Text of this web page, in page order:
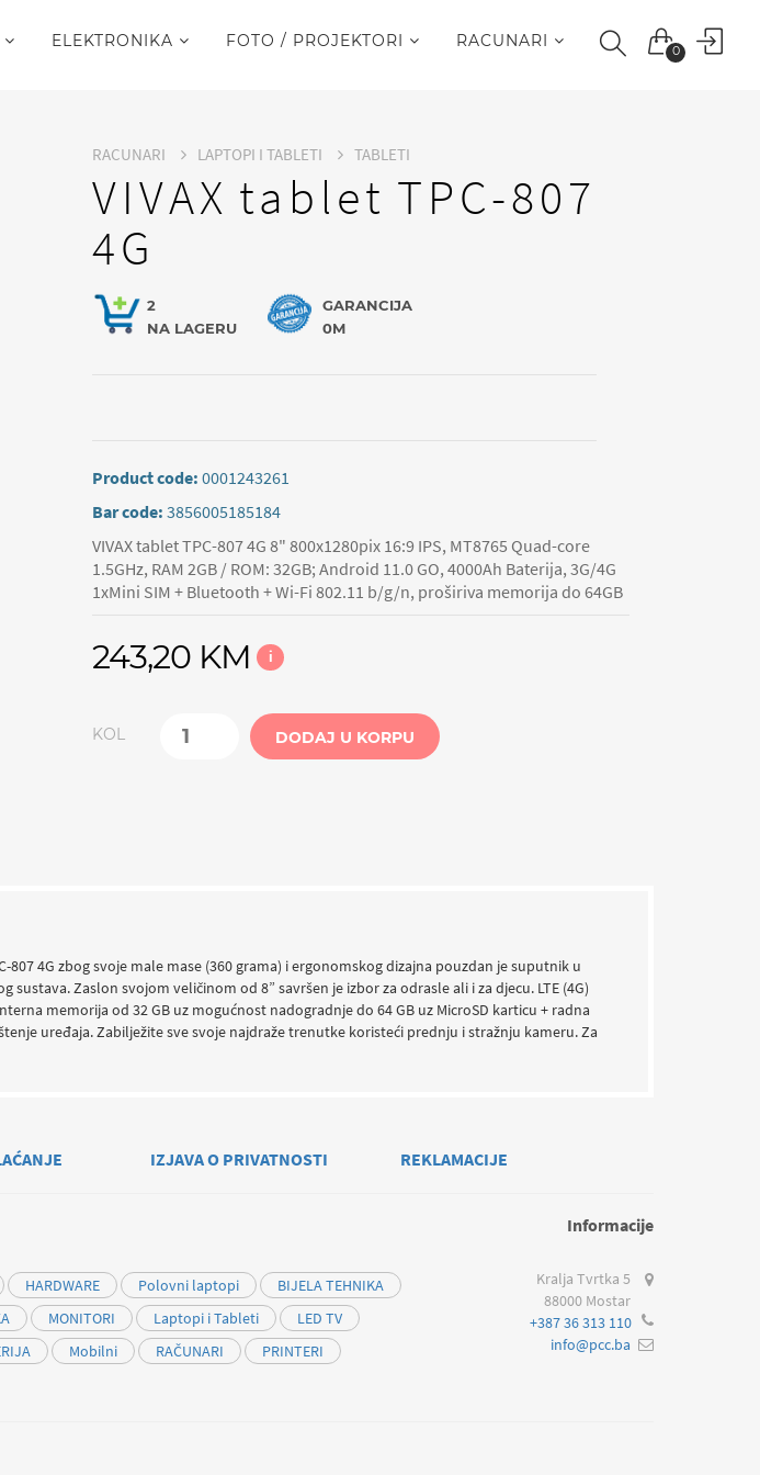
0
ELEKTRONIKA FOTO / PROJEKTORI RACUNARI
RACUNARI LAPTOPI I TABLETI TABLETI
VIVAX tablet TPC-807
4G
2
NA LAGERU
GARANCIJA
0M
Product code:0001243261
Bar code:3856005185184
VIVAX tablet TPC-807 4G 8" 800x1280pix 16:9 IPS, MT8765 Quad-core
1.5GHz, RAM 2GB / ROM: 32GB; Android 11.0 GO, 4000Ah Baterija, 3G/4G
1xMini SIM + Bluetooth + Wi-Fi 802.11 b/g/n, proširiva memorija do 64GB
243,20 KM i
KOL DODAJ U KORPU
4G zbog svoje male mase (360 grama) i ergonomskog dizajna pouzdan je suputnik u
Zaslon svojom veličinom od 8” savršen je izbor za odrasle ali i za djecu. LTE (4G)
memorija od 32 GB uz mogućnost nadogradnje do 64 GB uz MicroSD karticu + radna
uređaja. Zabilježite sve svoje najdraže trenutke koristeći prednju i stražnju kameru. Za
IZJAVA O PRIVATNOSTI REKLAMACIJE
HARDWARE Polovni laptopi
BIJELA TEHNIKA
MONITORI Laptopi i Tableti
LED TV
Mobilni RAČUNARI PRINTERI
Informacije
Kralja Tvrtka 5
88000 Mostar
+387 36 313 110
info@pcc.ba